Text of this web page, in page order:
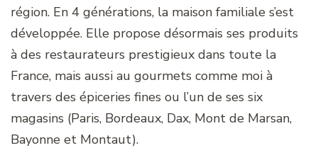
région. En 4 générations, la maison familiale s’est
développée. Elle propose désormais ses produits
à des restaurateurs prestigieux dans toute la
France, mais aussi au gourmets comme moi à
travers des épiceries fines ou l’un de ses six
magasins (Paris, Bordeaux, Dax, Mont de Marsan,
Bayonne et Montaut).